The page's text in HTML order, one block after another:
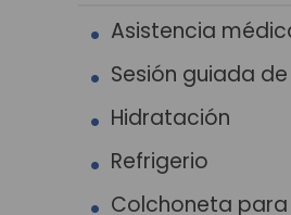
Asistencia
Sesión guiada
Hidratación
Refrigerio
Colchoneta